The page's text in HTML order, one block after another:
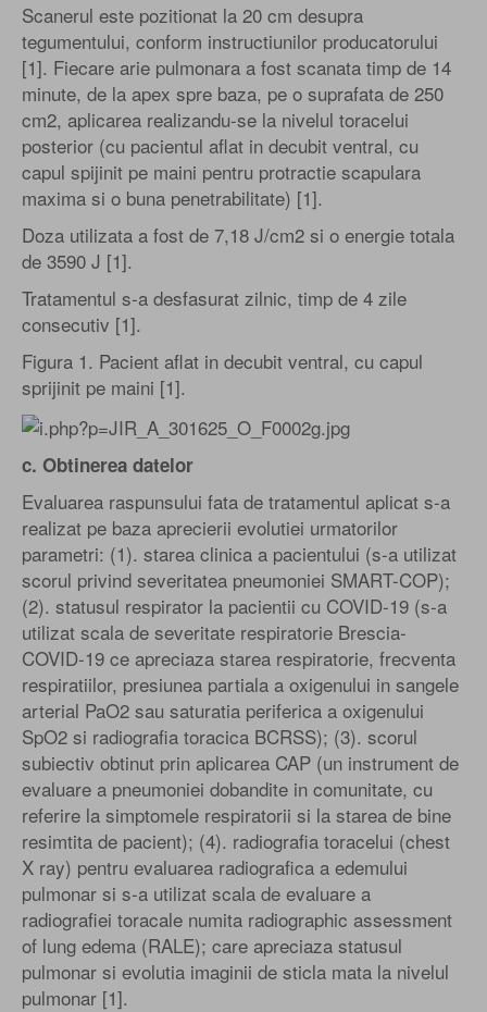
Scanerul este pozitionat la 20 cm desupra
tegumentului, conform instructiunilor producatorului
[1]. Fiecare arie pulmonara a fost scanata timp de 14
minute, de la apex spre baza, pe o suprafata de 250
cm2, aplicarea realizandu-se la nivelul toracelui
posterior (cu pacientul aflat in decubit ventral, cu
capul spijinit pe maini pentru protractie scapulara
maxima si o buna penetrabilitate) [1].
Doza utilizata a fost de 7,18 J/cm2 si o energie totala
de 3590 J [1].
Tratamentul s-a desfasurat zilnic, timp de 4 zile
consecutiv [1].
Figura 1. Pacient aflat in decubit ventral, cu capul
sprijinit pe maini [1].
c. Obtinerea datelor
Evaluarea raspunsului fata de tratamentul aplicat s-a
realizat pe baza aprecierii evolutiei urmatorilor
parametri: (1). starea clinica a pacientului (s-a utilizat
scorul privind severitatea pneumoniei SMART-COP);
(2). statusul respirator la pacientii cu COVID-19 (s-a
utilizat scala de severitate respiratorie Brescia-
COVID-19 ce apreciaza starea respiratorie, frecventa
respiratiilor, presiunea partiala a oxigenului in sangele
arterial PaO2 sau saturatia periferica a oxigenului
SpO2 si radiografia toracica BCRSS); (3). scorul
subiectiv obtinut prin aplicarea CAP (un instrument de
evaluare a pneumoniei dobandite in comunitate, cu
referire la simptomele respiratorii si la starea de bine
resimtita de pacient); (4). radiografia toracelui (chest
X ray) pentru evaluarea radiografica a edemului
pulmonar si s-a utilizat scala de evaluare a
radiografiei toracale numita radiographic assessment
of lung edema (RALE); care apreciaza statusul
pulmonar si evolutia imaginii de sticla mata la nivelul
pulmonar [1].